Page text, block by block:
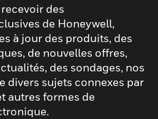
des
de Honeywell,
à jour des produits, des
de nouvelles offres,
des sondages, nos
divers sujets connexes par
autres formes de